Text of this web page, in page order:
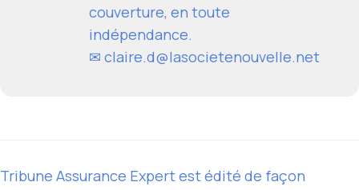
couverture, en toute
indépendance.
✉ claire.d@lasocietenouvelle.net
Tribune Assurance Expert est édité de façon